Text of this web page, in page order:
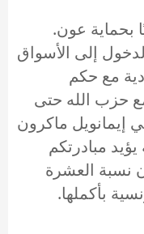
بحماية عون.
إلى الأسواق
مع حكم
حزب الله حتى
إيمانويل ماكرون
مبادرتكم
أن نسبة العشرة
بأكملها.